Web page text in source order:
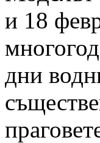
и 18
дни